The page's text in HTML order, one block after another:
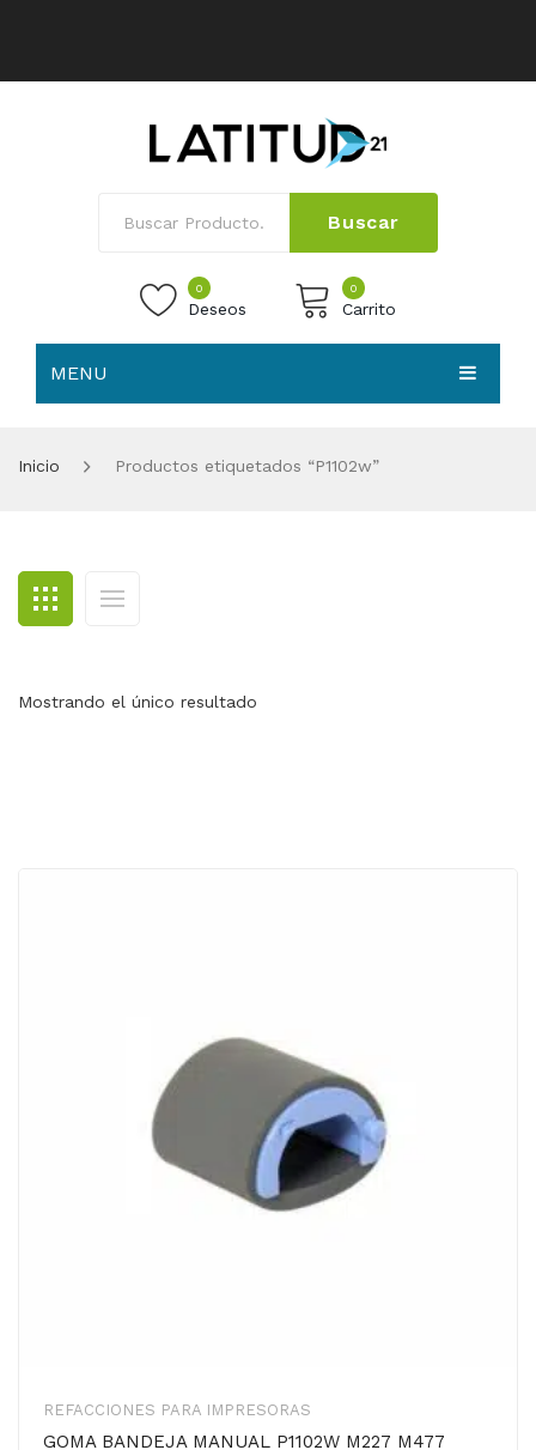
Buscar
0
Deseos
0
Carrito
MENU
BLOG
CONTACTO
Inicio Productos etiquetados “P1102w”
Mostrando el único resultado
REFACCIONES PARA IMPRESORAS
GOMA BANDEJA MANUAL P1102W M227 M477